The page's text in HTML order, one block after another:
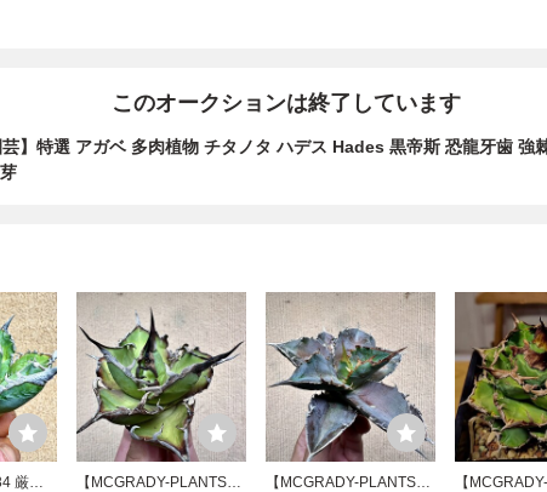
このオークションは終了しています
】特選 アガベ 多肉植物 チタノタ ハデス Hades 黒帝斯 恐龍牙歯 強
厳選
【MCGRADY-PLANTS】
【MCGRADY-PLANTS】
【